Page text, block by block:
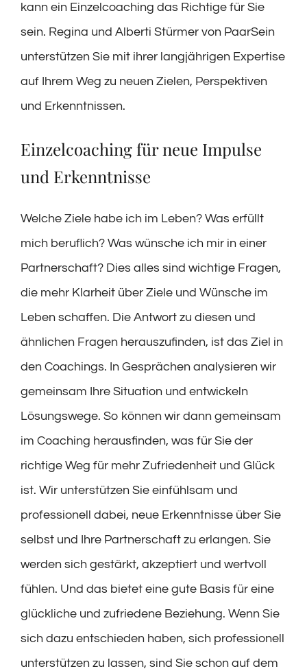
kann ein Einzelcoaching das Richtige für Sie
sein. Regina und Alberti Stürmer von PaarSein
unterstützen Sie mit ihrer langjährigen Expertise
auf Ihrem Weg zu neuen Zielen, Perspektiven
und Erkenntnissen.
Einzelcoaching für neue Impulse
und Erkenntnisse
Welche Ziele habe ich im Leben? Was erfüllt
mich beruflich? Was wünsche ich mir in einer
Partnerschaft? Dies alles sind wichtige Fragen,
die mehr Klarheit über Ziele und Wünsche im
Leben schaffen. Die Antwort zu diesen und
ähnlichen Fragen herauszufinden, ist das Ziel in
den Coachings. In Gesprächen analysieren wir
gemeinsam Ihre Situation und entwickeln
Lösungswege. So können wir dann gemeinsam
im Coaching herausfinden, was für Sie der
richtige Weg für mehr Zufriedenheit und Glück
ist. Wir unterstützen Sie einfühlsam und
professionell dabei, neue Erkenntnisse über Sie
selbst und Ihre Partnerschaft zu erlangen. Sie
werden sich gestärkt, akzeptiert und wertvoll
fühlen. Und das bietet eine gute Basis für eine
glückliche und zufriedene Beziehung. Wenn Sie
sich dazu entschieden haben, sich professionell
unterstützen zu lassen, sind Sie schon auf dem